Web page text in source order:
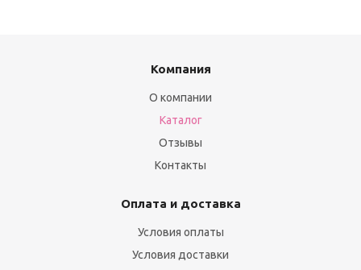
Компания
О компании
Каталог
Отзывы
Контакты
Оплата и доставка
Условия оплаты
Условия доставки